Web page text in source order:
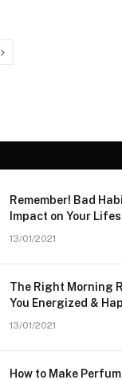
Next
Remember! Bad
Impact on Your
13/01/2021
The Right Morning
You Energized &
13/01/2021
How to Make